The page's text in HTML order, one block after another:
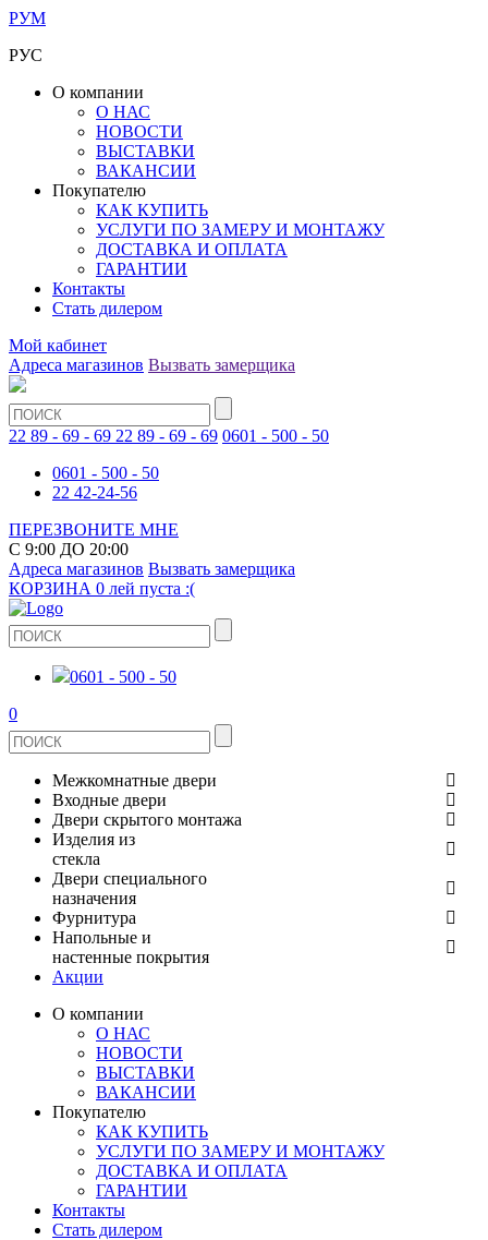
РУМ
РУС
О компании
О НАС
НОВОСТИ
ВЫСТАВКИ
ВАКАНСИИ
Покупателю
КАК КУПИТЬ
УСЛУГИ ПО ЗАМЕРУ И МОНТАЖУ
ДОСТАВКА И ОПЛАТА
ГАРАНТИИ
Контакты
Стать дилером
Мой кабинет
Адреса магазинов Вызвать замерщика
22 89 - 69 - 69 22 89 - 69 - 69 0601 - 500 - 50
0601 - 500 - 50
22 42-24-56
ПЕРЕЗВОНИТЕ МНЕ
С 9:00 ДО 20:00
Адреса магазинов Вызвать замерщика
КОРЗИНА 0 лей пуста :(
0601 - 500 - 50
0
Межкомнатные двери
ШПОНИРОВАНЫЕ
ЭКОШПОН
ЭМАЛЬ
ИЗ МАССИВА СОСНЫ
ИЗ МАССИВА ОЛЬХИ
РАСПРОДАЖА ОСТАТКОВ
ВСЕ ДВЕРИ
Входные двери
МЕТАЛЛИЧЕСКИЕ ДВЕРИ
В КВАРТИРУ
ДЛЯ ДОМА
Двери скрытого монтажа
СТЕКЛЯННЫЕ
ЗЕРКАЛЬНЫЕ
КЕРАМОГРАНИТ
ПОД ОБОИ И ПОКРАСКУ
Изделия из
стекла
ДВЕРИ
ДУШЕВЫЕ КАБИНЫ И ПЕРЕГОРОДКИ
РАЗДВИЖНЫЕ ПЕРЕГОРОДКИ
Двери специального
назначения
ПРОТИВОПОЖАРНЫЕ
Фурнитура
ДВЕРНЫЕ РУЧКИ
КОМПЛЕКТУЮЩИЕ
ОГРАНИЧИТЕЛИ
ПЕТЛИ
РАЗДВИЖНАЯ СИСТЕМА
Напольные и
настенные покрытия
СТЕНОВЫЕ ПАНЕЛИ
Акции
О компании
О НАС
НОВОСТИ
ВЫСТАВКИ
ВАКАНСИИ
Покупателю
КАК КУПИТЬ
УСЛУГИ ПО ЗАМЕРУ И МОНТАЖУ
ДОСТАВКА И ОПЛАТА
ГАРАНТИИ
Контакты
Стать дилером